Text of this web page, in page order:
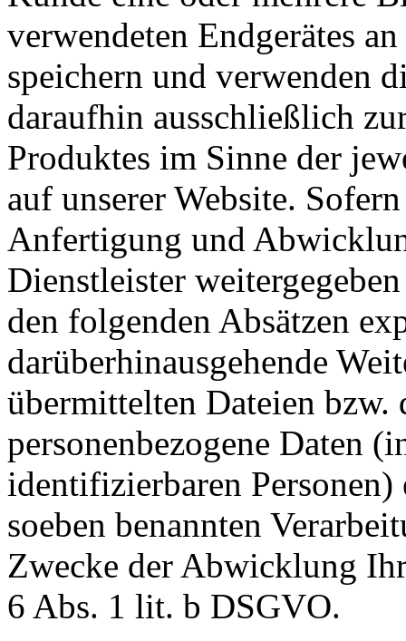
verwendeten Endgerätes
speichern und verwenden
daraufhin ausschließlich
Produktes im Sinne der
auf unserer Website.
Anfertigung und
Dienstleister
den folgenden Absätzen
darüberhinausgehende
übermittelten Dateien
personenbezogene Daten
identifizierbaren
soeben benannten
Zwecke der Abwicklung
6 Abs. 1 lit. b DSGVO.